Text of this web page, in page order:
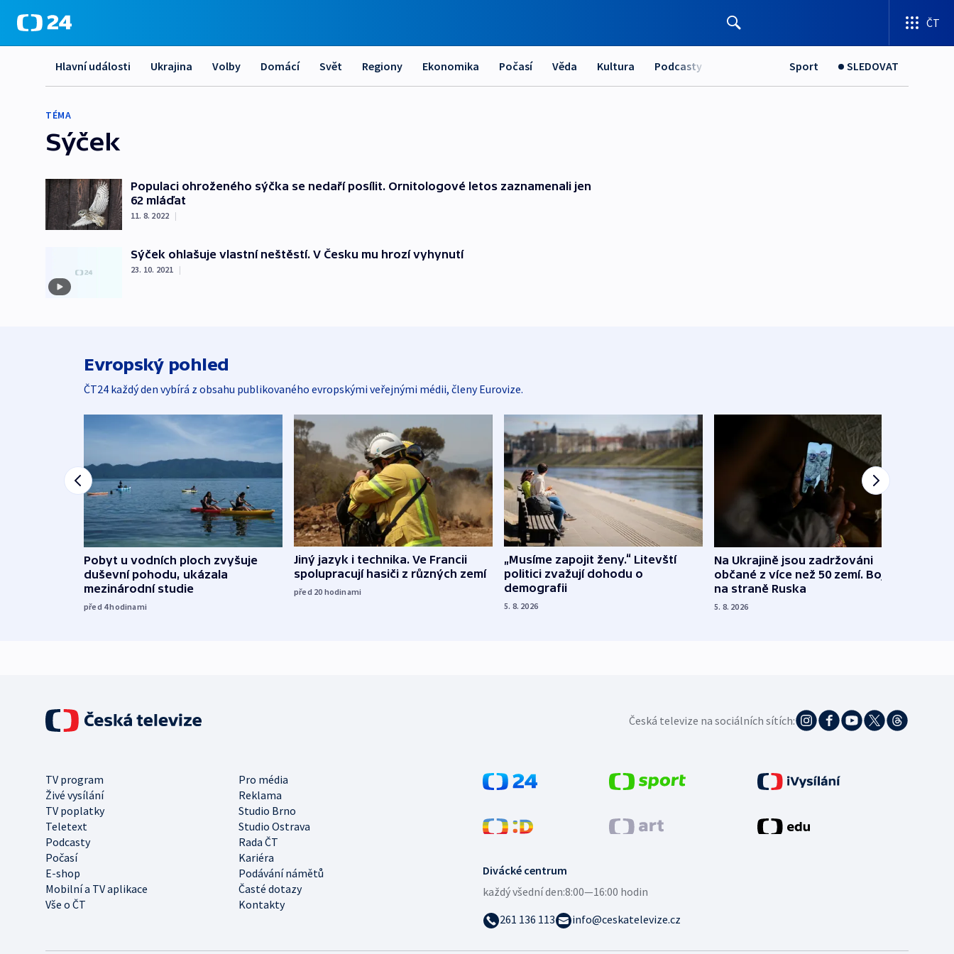
ČT
Hlavní události Ukrajina Volby Domácí Svět Regiony Ekonomika Počasí Věda Kultura Podcasty Sport SLEDOVAT
TÉMA
Sýček
Populaci ohroženého sýčka se nedaří posílit. Ornitologové letos zaznamenali jen
62 mláďat
11. 8. 2022 |
Sýček ohlašuje vlastní neštěstí. V Česku mu hrozí vyhynutí
23. 10. 2021 |
Evropský pohled
ČT24 každý den vybírá z obsahu publikovaného evropskými veřejnými médii, členy Eurovize.
Pobyt u vodních ploch zvyšuje
duševní pohodu, ukázala
mezinárodní studie
před 4hodinami
Jiný jazyk i technika. Ve Francii
spolupracují hasiči z různých zemí
před 20 hodinami
„Musíme zapojit ženy.“ Litevští
politici zvažují dohodu o
demografii
5. 8. 2026
Na Ukrajině jsou zadržováni
občané z více než 50 zemí. Bojovali
na straně Ruska
5. 8. 2026
Česká televize na sociálních sítích:
TV program
Pro média
Živé vysílání
Reklama
TV poplatky
Studio Brno
Teletext
Studio Ostrava
Podcasty
Rada ČT
Počasí
Kariéra
E-shop
Podávání námětů
Mobilní a TV aplikace
Časté dotazy
Vše o ČT
Kontakty
Divácké centrum
každý všední den:8:00—16:00 hodin
261 136 113
info@ceskatelevize.cz